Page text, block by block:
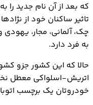
که بعد از آن نام جدید
تاثیر ساکنان خود از
چک، آلمانی، مجار،
به فرد دارد.
حالا که این کشور جزو
اتریش-اسلواکی معطل
خودروتان یک برچسب